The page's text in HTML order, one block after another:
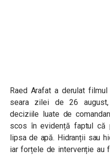
Raed Arafat a derulat
seara zilei de 26
deciziile luate de
scos în evidență faptul că
lipsa de apă. Hidranții sau
iar forțele de intervenție au